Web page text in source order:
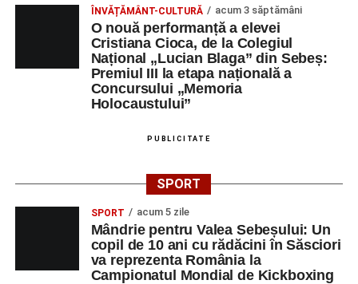
ÎNVĂȚĂMÂNT-CULTURĂ acum 3 săptămâni
O nouă performanță a elevei
Cristiana Cioca, de la Colegiul
Național „Lucian Blaga” din Sebeș:
Premiul III la etapa națională a
Concursului „Memoria
Holocaustului”
PUBLICITATE
SPORT
SPORT acum 5 zile
Mândrie pentru Valea Sebeșului: Un
copil de 10 ani cu rădăcini în Săsciori
va reprezenta România la
Campionatul Mondial de Kickboxing